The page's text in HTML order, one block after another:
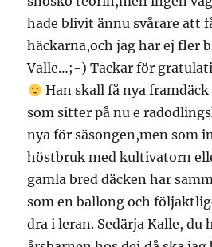
hade blivit ännu svårare att
häckarna,och jag har ej fler
Valle…;-) Tackar för
Han skall få nya
som sitter på nu e
nya för säsongen,men som
höstbruk med kultivatorn
gamla bred däcken har
som en ballong och
dra i leran. Sedärja Kalle, du